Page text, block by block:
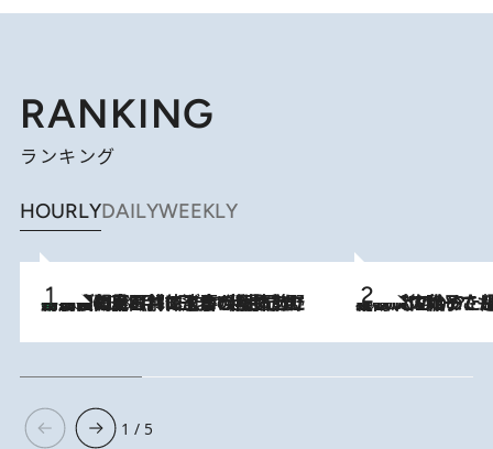
RANKING
ランキング
HOURLYDAILYWEEKLY
2026.8.8
「最後に見られてよかった」上野動物園の東園パンダ舎が解体前に特別公開。8月16日まで延長されたパネル展と共に辿る“半世紀”のパンダ飼育《解体工事の図面あり》 2026.8.5
【阿川佐和子さんの年とる力】なぜ70代で始めた趣味は“こんなに楽しい”のか？ ピアノ、俳句…スランプに陥っても続けられる“ある秘訣”とは
1 / 5